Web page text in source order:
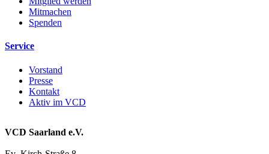
Mitmachen
Spenden
Service
Vorstand
Presse
Kontakt
Aktiv im VCD
VCD Saarland e.V.